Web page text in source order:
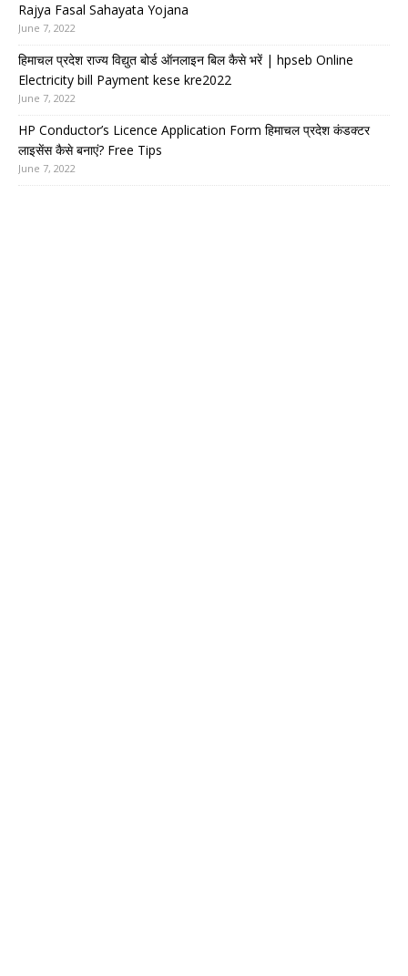
Rajya Fasal Sahayata Yojana
June 7, 2022
हिमाचल प्रदेश राज्य विद्युत बोर्ड ऑनलाइन बिल कैसे भरें | hpseb Online
Electricity bill Payment kese kre2022
June 7, 2022
HP Conductor’s Licence Application Form हिमाचल प्रदेश कंडक्टर
लाइसेंस कैसे बनाएं? Free Tips
June 7, 2022